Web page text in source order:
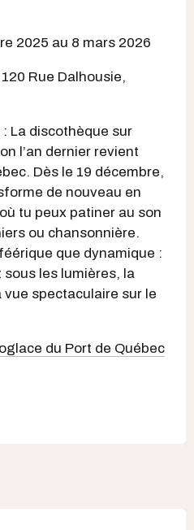
2025 au 8 mars 2026
Rue Dalhousie,
La discothèque sur
l’an dernier revient
Dès le 19 décembre,
de nouveau en
tu peux patiner au son
ou chansonnière.
que dynamique :
les lumières, la
spectaculaire sur le
du Port de Québec